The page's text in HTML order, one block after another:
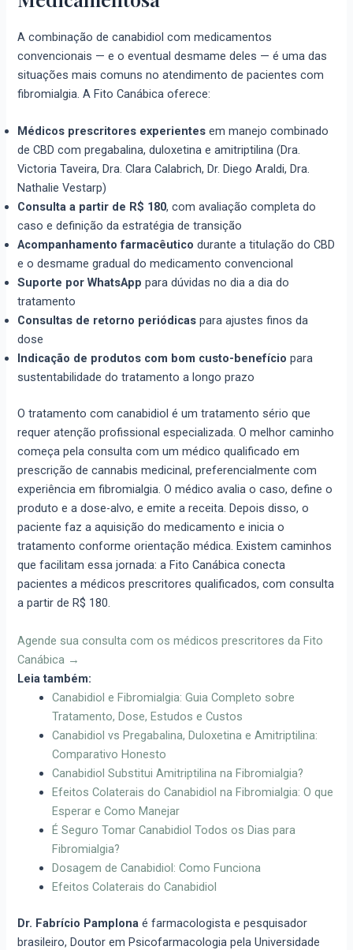
A combinação de canabidiol com medicamentos
convencionais — e o eventual desmame deles — é uma das
situações mais comuns no atendimento de pacientes com
fibromialgia. A Fito Canábica oferece:
Médicos prescritores experientes em manejo combinado
de CBD com pregabalina, duloxetina e amitriptilina (Dra.
Victoria Taveira, Dra. Clara Calabrich, Dr. Diego Araldi, Dra.
Nathalie Vestarp)
Consulta a partir de R$ 180, com avaliação completa do
caso e definição da estratégia de transição
Acompanhamento farmacêutico durante a titulação do CBD
e o desmame gradual do medicamento convencional
Suporte por WhatsApp para dúvidas no dia a dia do
tratamento
Consultas de retorno periódicas para ajustes finos da
dose
Indicação de produtos com bom custo-benefício para
sustentabilidade do tratamento a longo prazo
O tratamento com canabidiol é um tratamento sério que
requer atenção profissional especializada. O melhor caminho
começa pela consulta com um médico qualificado em
prescrição de cannabis medicinal, preferencialmente com
experiência em fibromialgia. O médico avalia o caso, define o
produto e a dose-alvo, e emite a receita. Depois disso, o
paciente faz a aquisição do medicamento e inicia o
tratamento conforme orientação médica. Existem caminhos
que facilitam essa jornada: a Fito Canábica conecta
pacientes a médicos prescritores qualificados, com consulta
a partir de R$ 180.
Agende sua consulta com os médicos prescritores da Fito
Canábica →
Leia também:
Canabidiol e Fibromialgia: Guia Completo sobre
Tratamento, Dose, Estudos e Custos
Canabidiol vs Pregabalina, Duloxetina e Amitriptilina:
Comparativo Honesto
Canabidiol Substitui Amitriptilina na Fibromialgia?
Efeitos Colaterais do Canabidiol na Fibromialgia: O que
Esperar e Como Manejar
É Seguro Tomar Canabidiol Todos os Dias para
Fibromialgia?
Dosagem de Canabidiol: Como Funciona
Efeitos Colaterais do Canabidiol
Dr. Fabrício Pamplona é farmacologista e pesquisador
brasileiro, Doutor em Psicofarmacologia pela Universidade